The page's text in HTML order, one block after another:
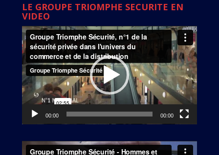
LE GROUPE TRIOMPHE SECURITE EN
VIDEO
Lecteur
vidéo
00:00 00:00
Lecteur